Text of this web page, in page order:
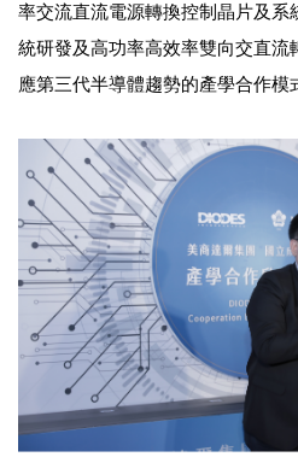
率交流直流電源轉換控制晶片及系
統研發及高功率高效率雙向交直流
應第三代半導體趨勢的產學合作模